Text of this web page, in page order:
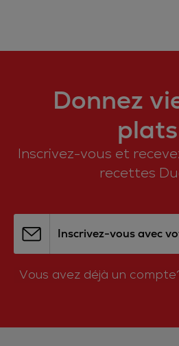
Donnez
Inscrivez-vous et
recettes
Inscrivez-vous avec
Vous avez déjà un